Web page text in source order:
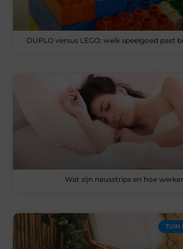
DUPLO versus LEGO: welk speelgoed past
Wat zijn neusstrips en hoe
TUIN